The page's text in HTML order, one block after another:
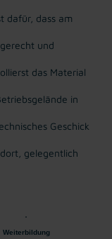
dafür, dass am
und
das Material
in
Geschick
gelegentlich
Weiterbildung